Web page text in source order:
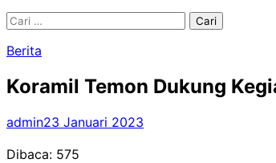
Cari
Berita
Koramil Temon Dukung
admin23 Januari 2023
Dibaca: 575